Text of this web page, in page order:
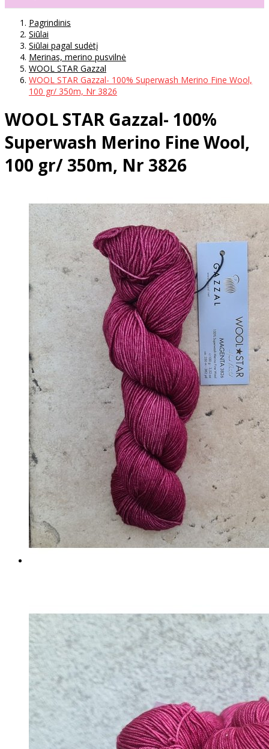
Pagrindinis
Siūlai
Siūlai pagal sudėtį
Merinas, merino pusvilnė
WOOL STAR Gazzal
WOOL STAR Gazzal- 100% Superwash Merino Fine Wool,
100 gr/ 350m, Nr 3826
WOOL STAR Gazzal- 100%
Superwash Merino Fine Wool,
100 gr/ 350m, Nr 3826